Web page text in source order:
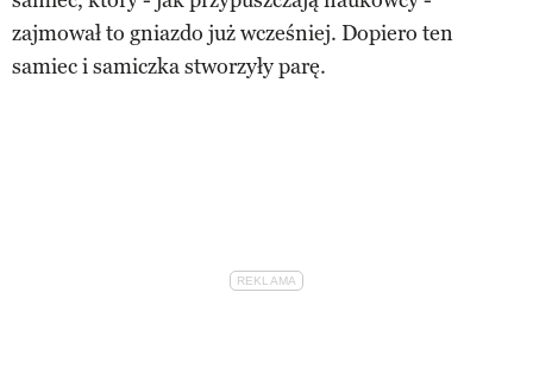
zajmował to gniazdo już wcześniej. Dopiero ten
samiec i samiczka stworzyły parę.